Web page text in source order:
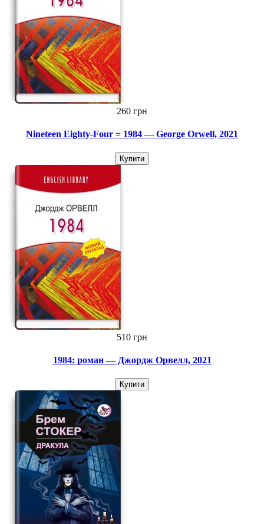
260 грн
Nineteen Eighty-Four = 1984 — George Orwell, 2021
Купити
510 грн
1984: роман — Джордж Орвелл, 2021
Купити